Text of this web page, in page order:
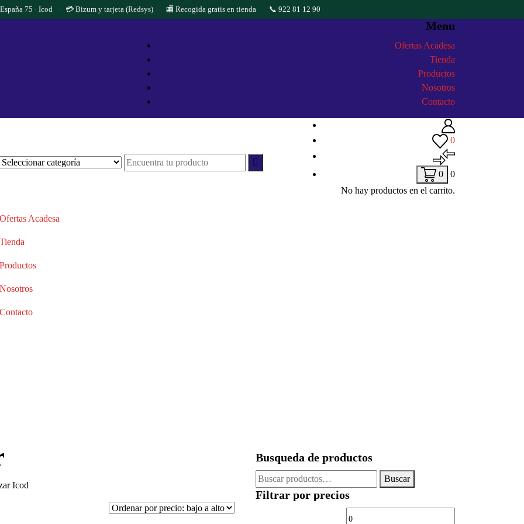
75 · Icod · 💳 Bizum y tarjeta (Redsys) · 🏬 Recogida gratis en tienda · 📞 922 81 12 90
Menu
Ofertas Acadesa
Tienda
Productos
Nosotros
Contacto
0
0
0
No hay productos en el carrito.
Ofertas Acadesa
Tienda
Productos
Nosotros
Contacto
Icod
Busqueda de productos
Buscar
por:
Buscar
Filtrar por precios
Precio